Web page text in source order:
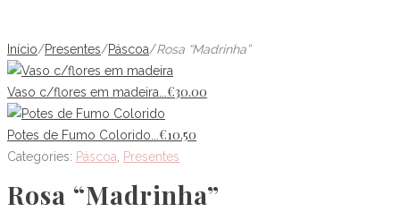
Início/Presentes/Páscoa/Rosa “Madrinha”
Vaso c/flores em madeira... €30.00
Potes de Fumo Colorido... €10.50
Categories: Páscoa Presentes
Rosa “Madrinha”